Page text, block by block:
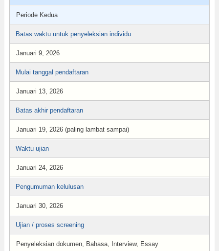
Periode Kedua
Batas waktu untuk penyeleksian individu
Januari 9, 2026
Mulai tanggal pendaftaran
Januari 13, 2026
Batas akhir pendaftaran
Januari 19, 2026 (paling lambat sampai)
Waktu ujian
Januari 24, 2026
Pengumuman kelulusan
Januari 30, 2026
Ujian / proses screening
Penyeleksian dokumen, Bahasa, Interview, Essay